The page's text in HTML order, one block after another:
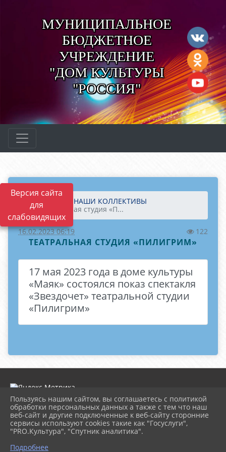
Версия сайта
для
слабовидящих
МУНИЦИПАЛЬНОЕ
БЮДЖЕТНОЕ
УЧРЕЖДЕНИЕ
"ДОМ КУЛЬТУРЫ
"РОССИЯ"
Главная
НАШИ КОЛЛЕКТИВЫ
Театральная студия «П...
16.02.2023 06:19 122
ТЕАТРАЛЬНАЯ СТУДИЯ «ПИЛИГРИМ»
17 мая 2023 года в доме культуры
«Маяк» состоялся показ спектакля
«Звездочет» театральной студии
«Пилигрим»
2026 г. dk-rossiya.ru
Вход
Карта сайта
Политика обработки персональных данных
Пользуясь нашим сайтом, вы соглашаетесь с политикой
обработки персональных данных а также с тем что наш
веб-сайт и другие подключенные к веб-сайту сторонние
сервисы используют cookies такие как "Госуслуги",
"PRO.Культура", "Спутник аналитика".
Подробнее